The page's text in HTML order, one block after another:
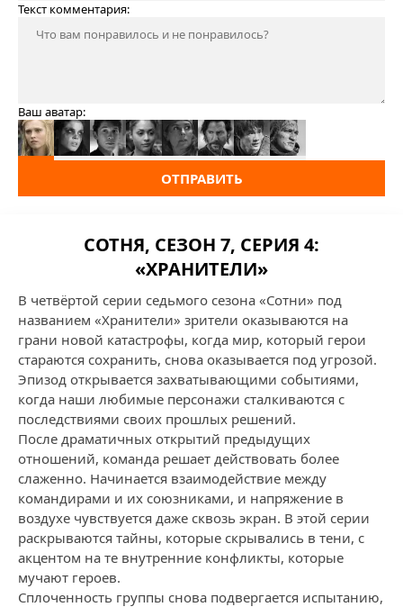
Текст комментария:
Ваш аватар:
ОТПРАВИТЬ
СОТНЯ, СЕЗОН 7, СЕРИЯ 4:
«ХРАНИТЕЛИ»
В четвёртой серии седьмого сезона «Сотни» под
названием «Хранители» зрители оказываются на
грани новой катастрофы, когда мир, который герои
стараются сохранить, снова оказывается под угрозой.
Эпизод открывается захватывающими событиями,
когда наши любимые персонажи сталкиваются с
последствиями своих прошлых решений.
После драматичных открытий предыдущих
отношений, команда решает действовать более
слаженно. Начинается взаимодействие между
командирами и их союзниками, и напряжение в
воздухе чувствуется даже сквозь экран. В этой серии
раскрываются тайны, которые скрывались в тени, с
акцентом на те внутренние конфликты, которые
мучают героев.
Сплоченность группы снова подвергается испытанию,